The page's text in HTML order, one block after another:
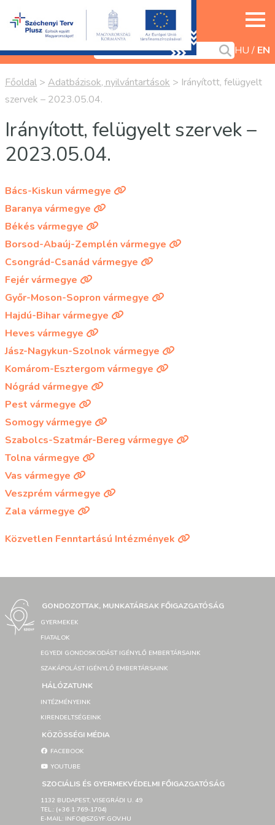
HU EN
Főoldal > Adatbázisok, nyilvántartások > Irányított, felügyelt
szervek – 2023.05.04.
Irányított, felügyelt szervek –
2023.05.04.
Bács-Kiskun vármegye
Baranya vármegye
Békés vármegye
Borsod-Abaúj-Zemplén vármegye
Csongrád-Csanád vármegye
Fejér vármegye
Győr-Moson-Sopron vármegye
Hajdú-Bihar vármegye
Heves vármegye
Jász-Nagykun-Szolnok vármegye
Komárom-Esztergom vármegye
Nógrád vármegye
Pest vármegye
Somogy vármegye
Szabolcs-Szatmár-Bereg vármegye
Tolna vármegye
Vas vármegye
Veszprém vármegye
Zala vármegye
Közvetlen Fenntartású Intézmények
GONDOZOTTAK, MUNKATÁRSAK FŐIGAZGATÓSÁG
GYERMEKEK
FIATALOK
EGYEDI GONDOSKODÁST IGÉNYLŐ EMBERTÁRSAINK
SZAKÁPOLÁST IGÉNYLŐ EMBERTÁRSAINK
HÁLÓZATUNK
INTÉZMÉNYEINK
KIRENDELTSÉGEINK
KÖZÖSSÉGI MÉDIA
FACEBOOK
YOUTUBE
SZOCIÁLIS ÉS GYERMEKVÉDELMI FŐIGAZGATÓSÁG
1132 BUDAPEST, VISEGRÁDI U. 49
TEL.: (+36 1 769-1704)
E-MAIL: INFO@SZGYF.GOV.HU